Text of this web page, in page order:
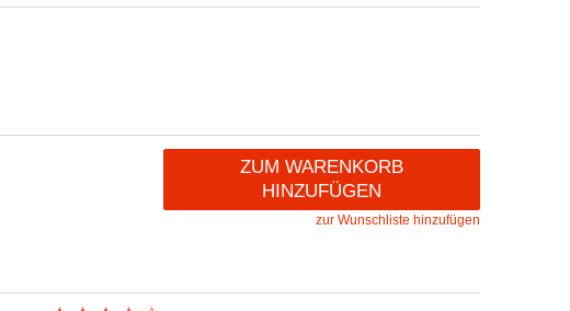
ZUM WARENKORB
HINZUFÜGEN
zur Wunschliste hinzufügen